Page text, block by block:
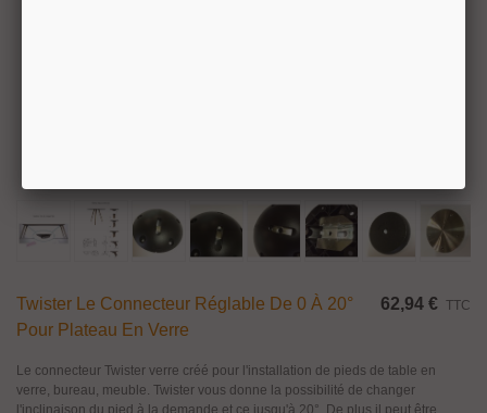
Twister Le Connecteur Réglable De 0 À 20°
Pour Plateau En Verre
62,94 € TTC
Le connecteur Twister verre créé pour l'installation de pieds de table en
verre, bureau, meuble. Twister vous donne la possibilité de changer